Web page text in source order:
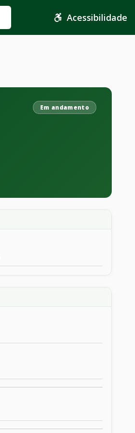
Acessibilidade
Em andamento